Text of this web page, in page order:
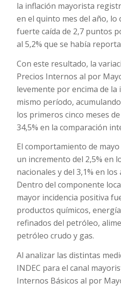
la inflación mayorista
en el quinto mes del año,
fuerte caída de 2,7 puntos
al 5,2% que se había
Con este resultado, la
Precios Internos al por
levemente por encima de
mismo período,
los primeros cinco meses
34,5% en la comparación
El comportamiento de
un incremento del 2,5% en
nacionales y del 3,1% en
Dentro del componente
mayor incidencia positiva
productos químicos,
refinados del petróleo,
petróleo crudo y gas.
Al analizar las distintas
INDEC para el canal
Internos Básicos al por